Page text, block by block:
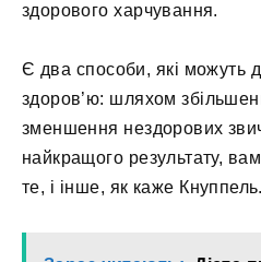
здорового харчування.
Є два способи, які можуть
здоров’ю: шляхом
зменшення нездорових
найкращого результату,
те, і інше, як каже Кнуппель.